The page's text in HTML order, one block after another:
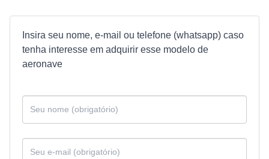
Insira seu nome, e-mail ou telefone (whatsapp) caso
tenha interesse em adquirir esse modelo de
aeronave